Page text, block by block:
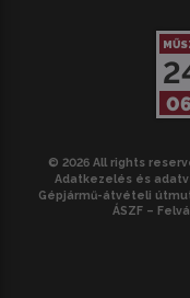
© 2026 All rights
Adatkezelés és
Gépjármű-átvételi
ÁSZF –